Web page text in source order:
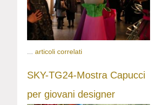
articoli correlati
SKY-TG24-Mostra Capucci
per giovani designer